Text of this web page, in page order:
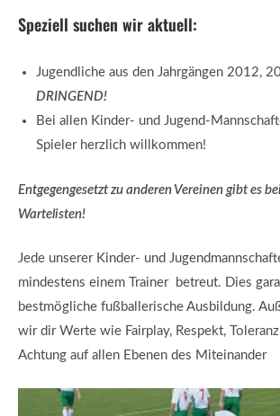
Speziell suchen wir aktuell:
Jugendliche aus den Jahrgängen 2012,
DRINGEND!
Bei allen Kinder- und Jugend-
Spieler herzlich willkommen!
Entgegengesetzt zu anderen Vereinen gibt es
Wartelisten!
Jede unserer Kinder- und
mindestens einem Trainer betreut. Dies
bestmögliche fußballerische Ausbildung.
wir dir Werte wie Fairplay, Respekt,
Achtung auf allen Ebenen des Miteinander